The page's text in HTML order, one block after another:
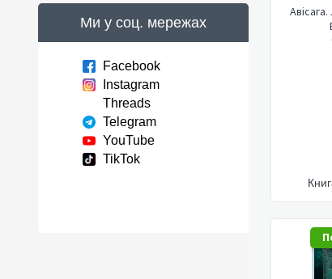
Ми у соц. мережах
Facebook
Instagram
Threads
Telegram
YouTube
TikTok